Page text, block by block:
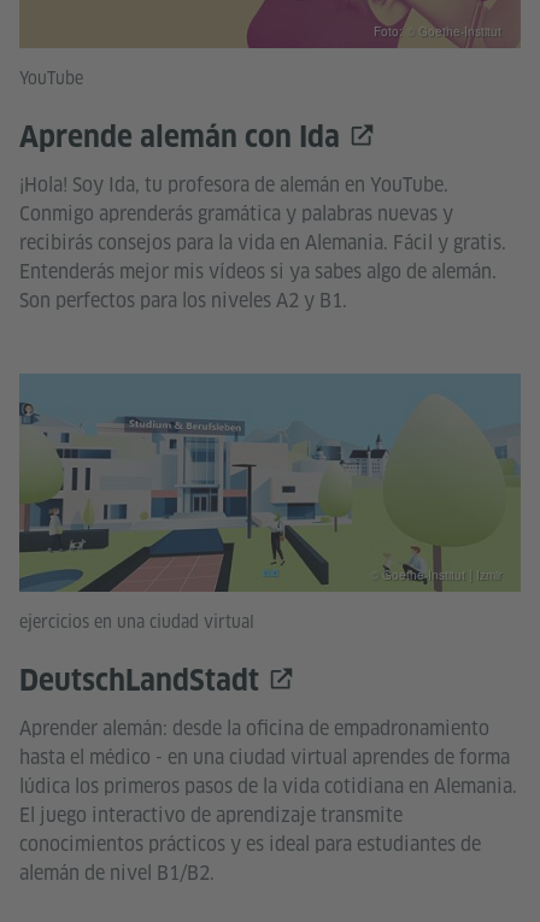
YouTube
Aprende alemán con Ida
¡Hola! Soy Ida, tu profesora de alemán en YouTube.
Conmigo aprenderás gramática y palabras nuevas y
recibirás consejos para la vida en Alemania. Fácil y gratis.
Entenderás mejor mis vídeos si ya sabes algo de alemán.
Son perfectos para los niveles A2 y B1.
Foto: © Goethe-Institut
ejercicios en una ciudad virtual
DeutschLandStadt
Aprender alemán: desde la oficina de empadronamiento
hasta el médico - en una ciudad virtual aprendes de forma
lúdica los primeros pasos de la vida cotidiana en Alemania.
El juego interactivo de aprendizaje transmite
conocimientos prácticos y es ideal para estudiantes de
alemán de nivel B1/B2.
© Goethe-Institut | Izmir